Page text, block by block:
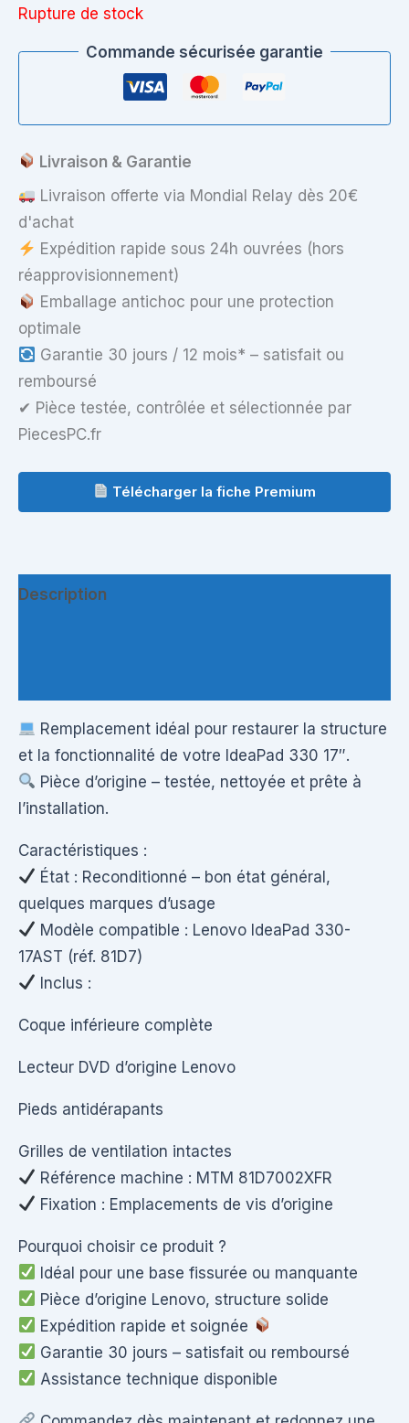
Rupture de stock
Commande sécurisée garantie
Livraison & Garantie
Livraison offerte via Mondial Relay dès 20€
d'achat
Expédition rapide sous 24h ouvrées (hors
réapprovisionnement)
Emballage antichoc pour une protection
optimale
Garantie 30 jours / 12 mois* – satisfait ou
remboursé
✔ Pièce testée, contrôlée et sélectionnée par
PiecesPC.fr
Télécharger la fiche Premium
Description
Remplacement idéal pour restaurer la structure
et la fonctionnalité de votre IdeaPad 330 17″.
Pièce d’origine – testée, nettoyée et prête à
l’installation.
Caractéristiques :
État : Reconditionné – bon état général,
quelques marques d’usage
Modèle compatible : Lenovo IdeaPad 330-
17AST (réf. 81D7)
Inclus :
Coque inférieure complète
Lecteur DVD d’origine Lenovo
Pieds antidérapants
Grilles de ventilation intactes
Référence machine : MTM 81D7002XFR
Fixation : Emplacements de vis d’origine
Pourquoi choisir ce produit ?
Idéal pour une base fissurée ou manquante
Pièce d’origine Lenovo, structure solide
Expédition rapide et soignée
Garantie 30 jours – satisfait ou remboursé
Assistance technique disponible